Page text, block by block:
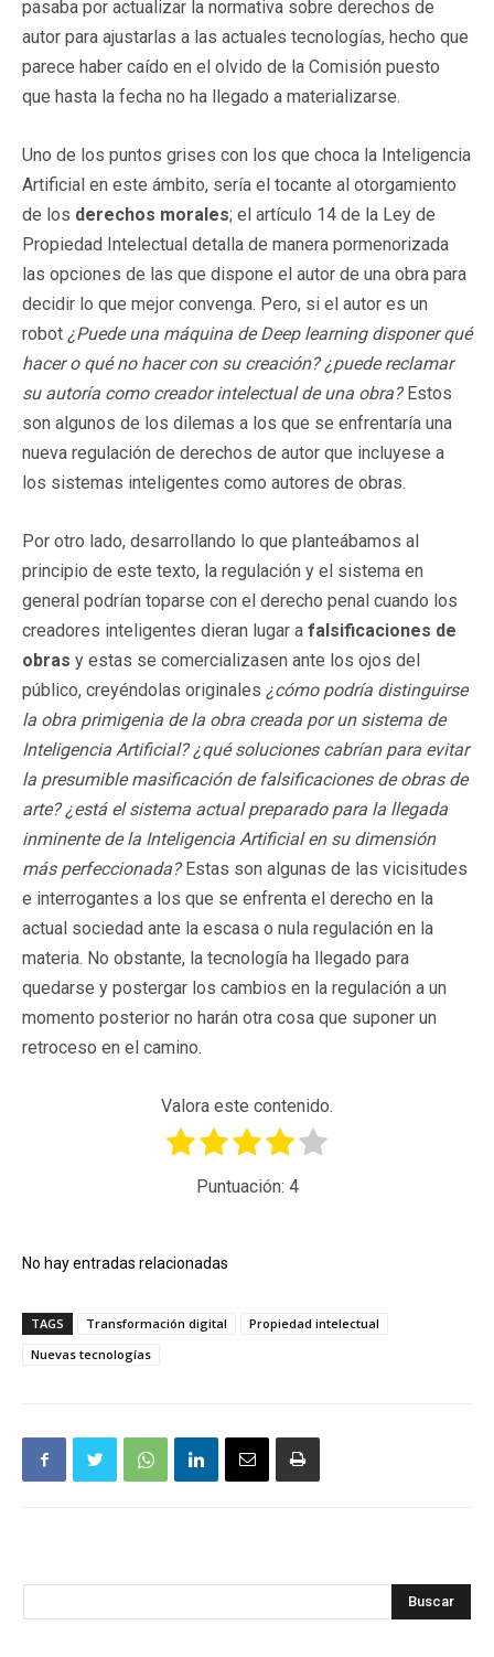
pasaba por actualizar la normativa sobre derechos de
autor para ajustarlas a las actuales tecnologías, hecho que
parece haber caído en el olvido de la Comisión puesto
que hasta la fecha no ha llegado a materializarse.
Uno de los puntos grises con los que choca la Inteligencia
Artificial en este ámbito, sería el tocante al otorgamiento
de los derechos morales; el artículo 14 de la Ley de
Propiedad Intelectual detalla de manera pormenorizada
las opciones de las que dispone el autor de una obra para
decidir lo que mejor convenga. Pero, si el autor es un
robot ¿Puede una máquina de Deep learning disponer qué
hacer o qué no hacer con su creación? ¿puede reclamar
su autoría como creador intelectual de una obra?Estos
son algunos de los dilemas a los que se enfrentaría una
nueva regulación de derechos de autor que incluyese a
los sistemas inteligentes como autores de obras.
Por otro lado, desarrollando lo que planteábamos al
principio de este texto, la regulación y el sistema en
general podrían toparse con el derecho penal cuando los
creadores inteligentes dieran lugar a falsificaciones de
obras y estas se comercializasen ante los ojos del
público, creyéndolas originales ¿cómo podría distinguirse
la obra primigenia de la obra creada por un sistema de
Inteligencia Artificial? ¿qué soluciones cabrían para evitar
la presumible masificación de falsificaciones de obras de
arte? ¿está el sistema actual preparado para la llegada
inminente de la Inteligencia Artificial en su dimensión
más perfeccionada?Estas son algunas de las vicisitudes
e interrogantes a los que se enfrenta el derecho en la
actual sociedad ante la escasa o nula regulación en la
materia. No obstante, la tecnología ha llegado para
quedarse y postergar los cambios en la regulación a un
momento posterior no harán otra cosa que suponer un
retroceso en el camino.
Valora este contenido.
Puntuación: 4
No hay entradas relacionadas
TAGS Transformación digital
Propiedad intelectual
Nuevas tecnologías
Buscar